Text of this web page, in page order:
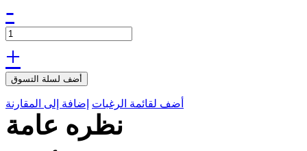
-
+
أضف لسلة التسوق
أضف لقائمة الرغبات إضافة إلى المقارنة
نظره عامة